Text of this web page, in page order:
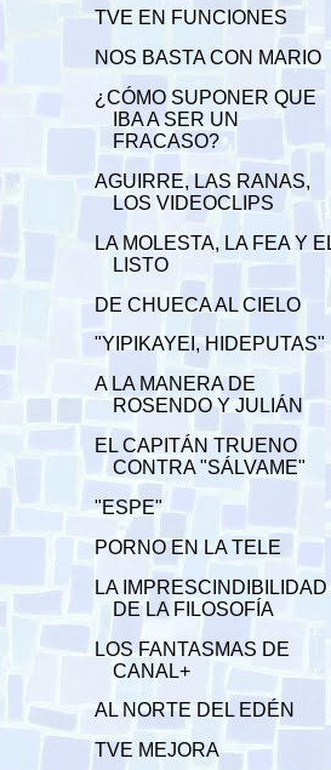
TVE EN FUNCIONES
NOS BASTA CON MARIO
¿CÓMO SUPONER QUE
IBA A SER UN
FRACASO?
AGUIRRE, LAS RANAS,
LOS VIDEOCLIPS
LA MOLESTA, LA FEA Y
LISTO
DE CHUECA AL CIELO
"YIPIKAYEI, HIDEPUTAS"
A LA MANERA DE
ROSENDO Y JULIÁN
EL CAPITÁN TRUENO
CONTRA "SÁLVAME"
"ESPE"
PORNO EN LA TELE
LA IMPRESCINDIBILIDAD
DE LA FILOSOFÍA
LOS FANTASMAS DE
CANAL+
AL NORTE DEL EDÉN
TVE MEJORA